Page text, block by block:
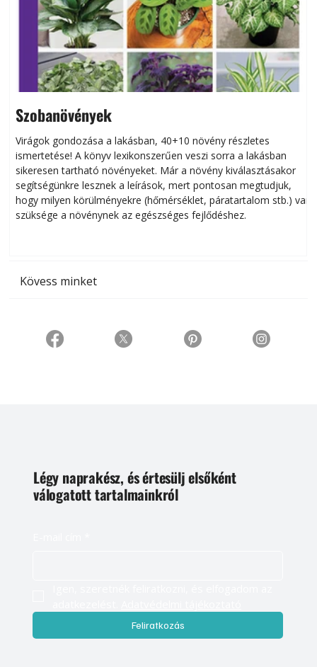
Szobanövények
Virágok gondozása a lakásban, 40+10 növény részletes
ismertetése! A könyv lexikonszerűen veszi sorra a lakásban
sikeresen tart­ha­tó növényeket. Már a növény kiválasztásakor
segítségünkre lesznek a leírások, mert pontosan megtudjuk,
hogy milyen körülményekre (hőmérséklet, páratartalom stb.) van
szüksége a növénynek az egészséges fejlődéshez.
Kövess minket
Légy naprakész, és értesülj elsőként
válogatott tartalmainkról
Feliratkozás